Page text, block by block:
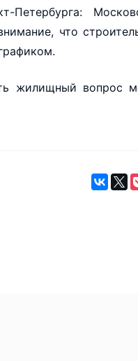
Петербурга:
что
жилищный вопрос